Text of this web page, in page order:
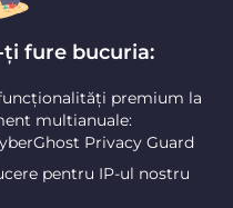
ți fure bucuria:
premium la
multianuale:
Privacy Guard
pentru IP-ul nostru